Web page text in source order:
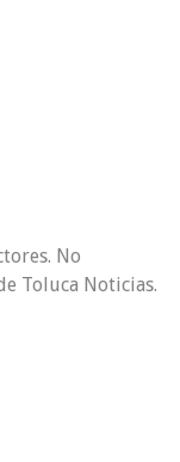
No
Toluca Noticias.